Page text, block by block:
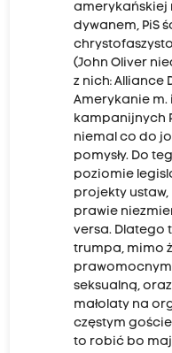
amerykańskiej
dywanem, PiS
(John Oliver
z nich: Alliance
Amerykanie
kampanijnych
niemal co do
pomysły. Do
poziomie
projekty ustaw,
prawie
versa. Dlatego
trumpa, mimo
seksualną,
małolaty na
częstym
to robić bo